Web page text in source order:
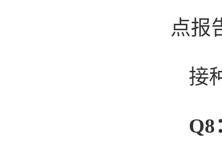
点报
接
Q8